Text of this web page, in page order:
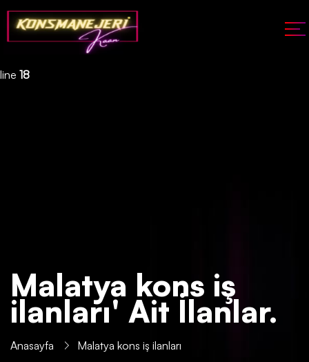
Deprecated: json_decode(): Passing null to parameter #1 ($json)
of type string is deprecated in
/home/konsmenajericom/public_html/api/kontrol/etiket.php
line 18
Malatya kons iş
ilanları' Ait İlanlar.
Anasayfa Malatya kons iş ilanları